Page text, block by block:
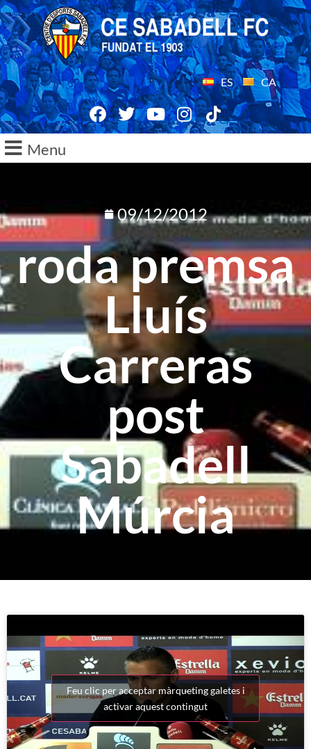
ES CA
Menu
09/12/2012
roda premsa
Lluís
Carreras
post
Sabadell
Múrcia
Feu clic per acceptar màrqueting galetes i
activar aquest contingut